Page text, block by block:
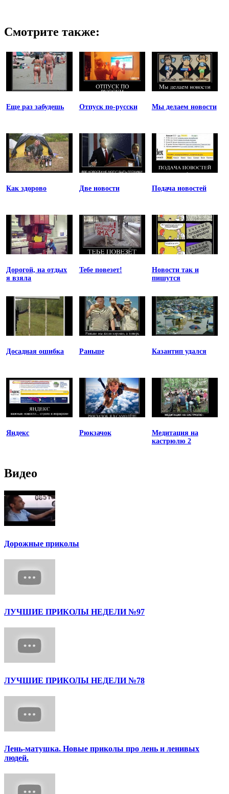
Смотрите также:
Еще раз забудешь Отпуск по-русски Мы делаем новости
Как здорово Две новости Подача новостей
Дорогой, на отдых
я взяла
Тебе повезет!
Новости так и
пишутся
Досадная ошибка Раньше Казантип удался
Яндекс Рюкзачок
Медитация на
кастрюлю 2
Видео
Дорожные приколы
ЛУЧШИЕ ПРИКОЛЫ НЕДЕЛИ №97
ЛУЧШИЕ ПРИКОЛЫ НЕДЕЛИ №78
Лень-матушка. Новые приколы про лень и ленивых
людей.